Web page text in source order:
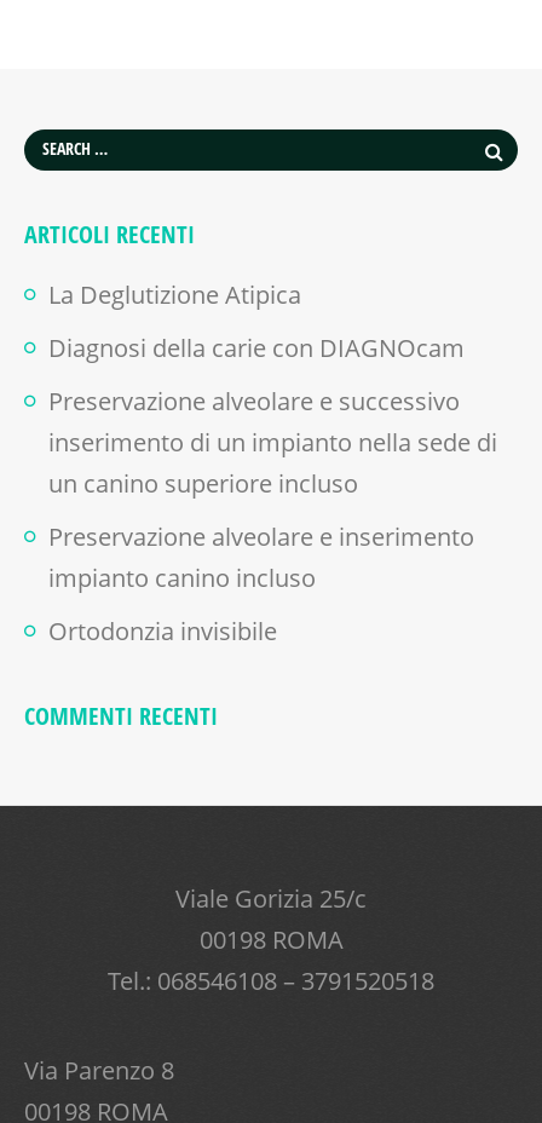
ARTICOLI RECENTI
La Deglutizione Atipica
Diagnosi della carie con DIAGNOcam
Preservazione alveolare e successivo
inserimento di un impianto nella sede di
un canino superiore incluso
Preservazione alveolare e inserimento
impianto canino incluso
Ortodonzia invisibile
COMMENTI RECENTI
Viale Gorizia 25/c
00198 ROMA
Tel.: 068546108 – 3791520518
Via Parenzo 8
00198 ROMA